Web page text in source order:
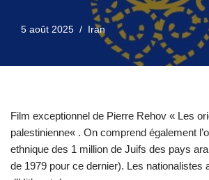
5 août 2025 Iran
Film exceptionnel de Pierre Rehov « Les
palestinienne« . On comprend également
ethnique des 1 million de Juifs des pays
de 1979 pour ce dernier). Les nationalistes